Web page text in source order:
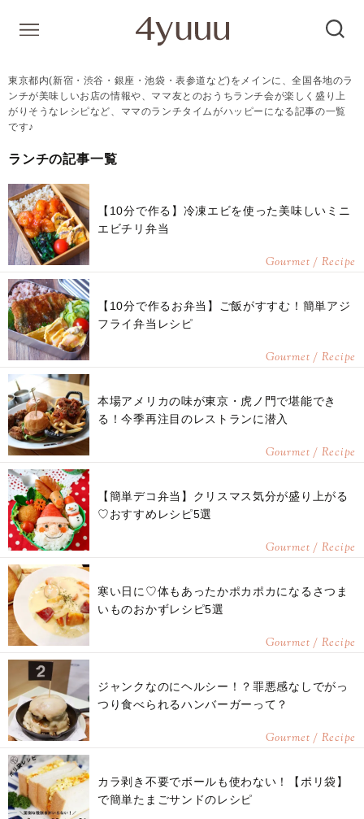
東京都内(新宿・渋谷・銀座・池袋・表参道など)をメインに、全国各地のラ
ンチが美味しいお店の情報や、ママ友とのおうちランチ会が楽しく盛り上
がりそうなレシピなど、ママのランチタイムがハッピーになる記事の一覧
です♪
ランチの記事一覧
【10分で作る】冷凍エビを使った美味しいミニ
エビチリ弁当
Gourmet / Recipe
【10分で作るお弁当】ご飯がすすむ！簡単アジ
フライ弁当レシピ
Gourmet / Recipe
本場アメリカの味が東京・虎ノ門で堪能でき
る！今季再注目のレストランに潜入
Gourmet / Recipe
【簡単デコ弁当】クリスマス気分が盛り上がる
♡おすすめレシピ5選
Gourmet / Recipe
寒い日に♡体もあったかポカポカになるさつま
いものおかずレシピ5選
Gourmet / Recipe
ジャンクなのにヘルシー！？罪悪感なしでがっ
つり食べられるハンバーガーって？
Gourmet / Recipe
カラ剥き不要でボールも使わない！【ポリ袋】
で簡単たまごサンドのレシピ